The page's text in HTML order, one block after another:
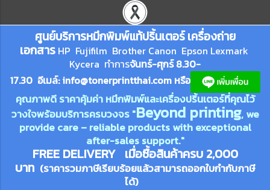
ศูนย์บริการหมึกพิมพ์แท้ปริ้นเตอร์ เครื่องถ่าย
เอกสาร HP Fujifilm Brother Canon Epson Lexmark
Kycera ทำการจันทร์-ศุกร์ 8.30-
17.30 อีเมล์:info@tonerprintthai.com หรือ
คุณภาพดี ราคาคุ้มค่า หมึกพิมพ์และเครื่องปริ้นเตอร์ที่คุณไว้
วางใจพร้อมบริการครบวงจร "Beyond printing, we
provide care – reliable products with exceptional
after-sales support."
FREE DELIVERY เมื่อซื้อสินค้าครบ 2,000
บาท (ราคารวมภาษีเรียบร้อยแล้วสามารถออกใบกำกับภาษี
ได้)